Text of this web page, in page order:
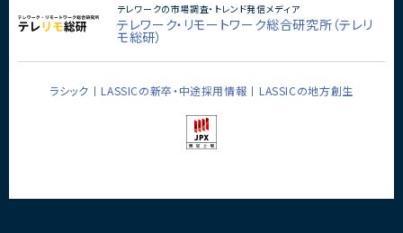
テレワークの市場調査・トレンド発信メディア
テレワーク・リモートワーク総合研究所（テレリ
モ総研）
ラシック LASSICの新卒・中途採用情報 LASSICの地方創生